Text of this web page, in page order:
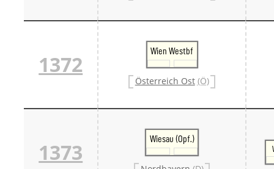
1372
Wien Westbf
Österreich Ost (Ö)
1373
Wiesau (Opf.)